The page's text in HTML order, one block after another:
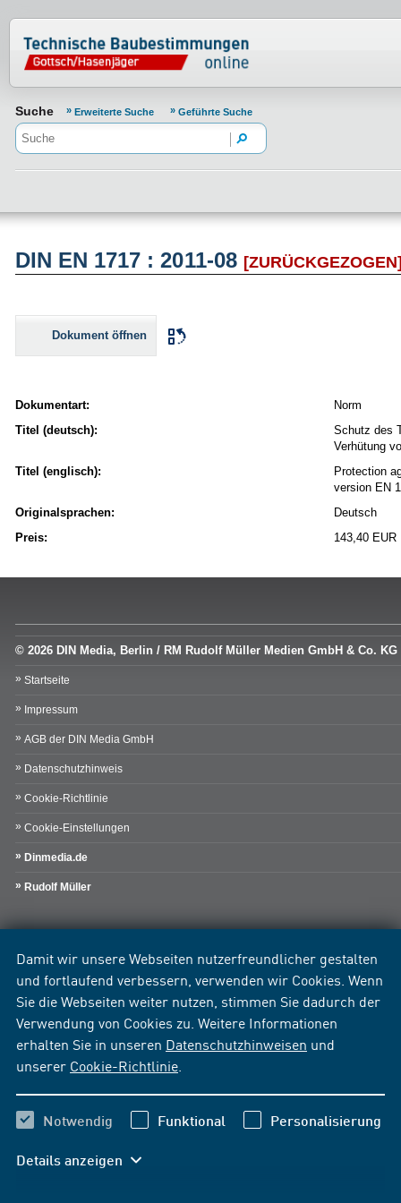
Damit wir unsere Webseiten nutzerfreundlicher gestalten
und fortlaufend verbessern, verwenden wir Cookies. Wenn
Sie die Webseiten weiter nutzen, stimmen Sie dadurch der
Verwendung von Cookies zu. Weitere Informationen
erhalten Sie in unseren Datenschutzhinweisen und
unserer Cookie-Richtlinie
Notwendig Funktional Personalisierung
Details anzeigen
Normenportal Barrierefreiheit
Suche Erweiterte Suche Geführte Suche
DIN EN 1717 : 2011-08
Dokument öffnen
Dokumentart:
Norm
Titel (deutsch):
Schutz des
Verhütung
Titel (englisch):
Protection
version EN
Originalsprachen:
Deutsch
Preis:
143,40 EUR
© 2026 DIN Media, Berlin / RM Rudolf Müller Medien GmbH & Co. KG
Startseite
Impressum
AGB der DIN Media GmbH
Datenschutzhinweis
Cookie-Richtlinie
Cookie-Einstellungen
Dinmedia.de
Rudolf Müller